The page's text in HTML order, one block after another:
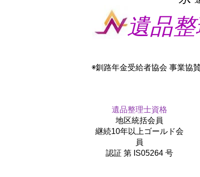
遺品
◉釧路年金受給者協会 事業
遺品整理士資格
地区統括会員
​継続10年以上ゴールド会
員
認証 第 IS05264 号